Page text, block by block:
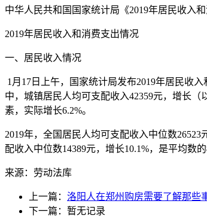
中华人民共和国国家统计局《2019年居民收入
2019年居民收入和消费支出情况
一、居民收入情况
1月17日上午，国家统计局发布2019年居民收
中，城镇居民人均可支配收入42359元，增长
素，实际增长6.2%。
2019年，全国居民人均可支配收入中位数
配收入中位数14389元，增长10.1%，是平均数的
来源：劳动法库
上一篇： 洛阳人在郑州购房需要了解那些
下一篇：暂无记录